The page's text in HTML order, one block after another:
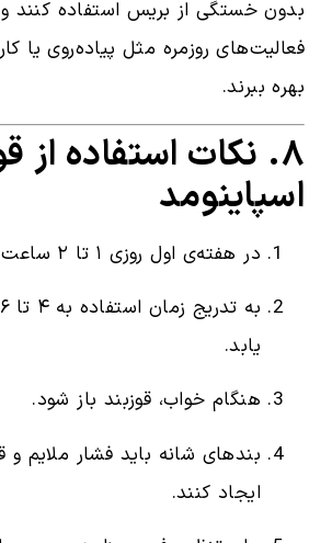
بدون خستگی از بریس استفاده کنند
فعالیت‌های روزمره مثل پیاده‌روی یا
بهره ببرند.
۸. نکات استفاده از
اسپاینومد
در هفته‌ی اول روزی ۱ تا ۲ ساعت استفاده شود.
یابد.
هنگام خواب، قوزبند باز شود.
بندهای شانه باید فشار ملایم
ایجاد کنند.